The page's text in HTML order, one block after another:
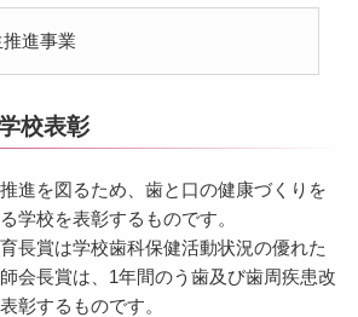
進事業
校表彰
進を図るため、歯と口の健康づくりを
学校を表彰するものです。
長賞は学校歯科保健活動状況の優れた
会長賞は、1年間のう歯及び歯周疾患改
彰するものです。